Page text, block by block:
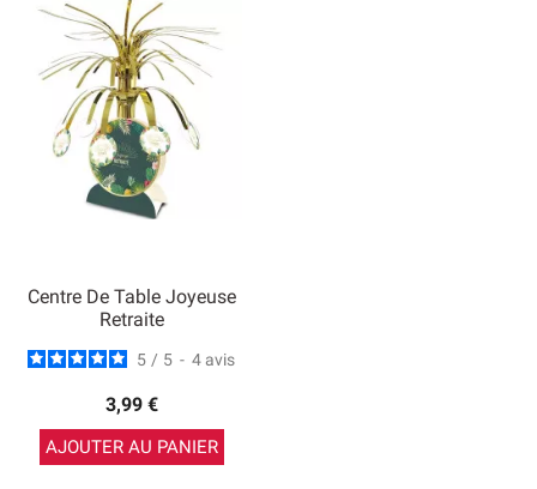
Centre De Table Joyeuse
Retraite
5 / 5 - 4 avis
3,99 €
AJOUTER AU PANIER